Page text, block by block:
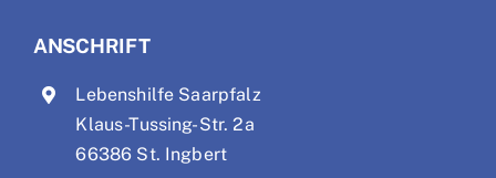
ANSCHRIFT
Lebenshilfe Saarpfalz
Klaus-Tussing-Str. 2a
66386 St. Ingbert